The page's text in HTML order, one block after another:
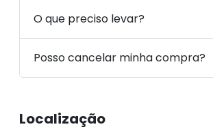
O que preciso levar?
Posso cancelar minha compra?
Localização